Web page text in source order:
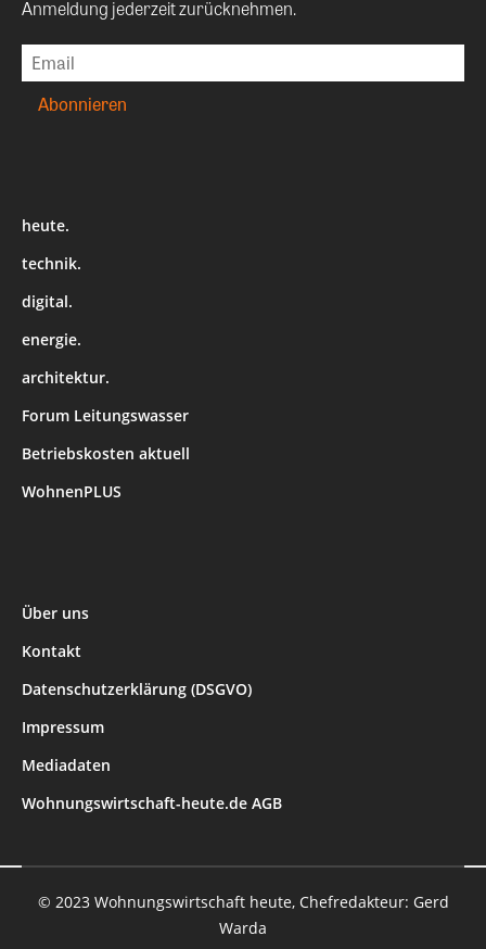
Anmeldung jederzeit zurücknehmen.
heute.
technik.
digital.
energie.
architektur.
Forum Leitungswasser
Betriebskosten aktuell
WohnenPLUS
Über uns
Kontakt
Datenschutzerklärung (DSGVO)
Impressum
Mediadaten
Wohnungswirtschaft-heute.de AGB
© 2023 Wohnungswirtschaft heute, Chefredakteur: Gerd
Warda